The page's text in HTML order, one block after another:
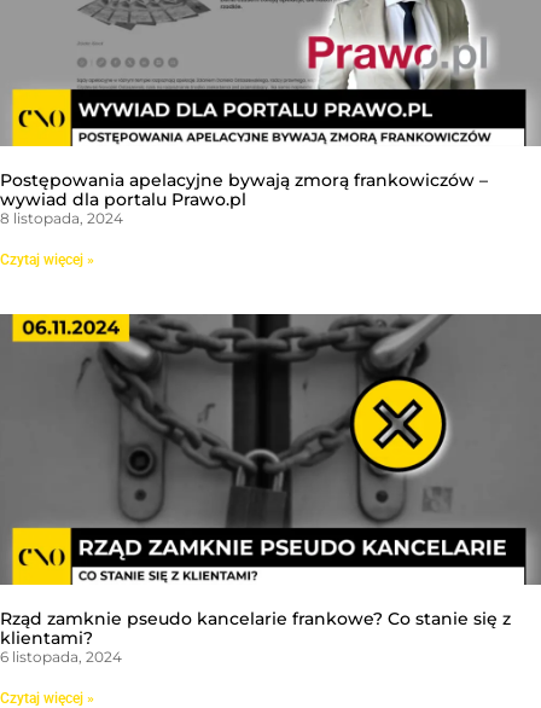
Postępowania apelacyjne bywają zmorą frankowiczów –
wywiad dla portalu Prawo.pl
8 listopada, 2024
Czytaj więcej »
Rząd zamknie pseudo kancelarie frankowe? Co stanie się z
klientami?
6 listopada, 2024
Czytaj więcej »